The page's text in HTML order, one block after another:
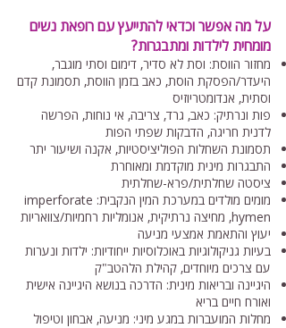
על מה אפשר וכדאי להתייעץ עם רופאת נשים
מומחית לילדות ומתבגרות?
מחזור הווסת: וסת לא סדיר, דימום וסתי מוגבר,
היעדר/הפסקת הוסת, כאב בזמן הווסת, תסמונת קדם
וסתית, אנדומטריוזיס
פות ונרתיק: כאב, גרד, צריבה, אי נוחות, הפרשה
לדנית חריגה, הדבקות שפתי הפות
תסמונת השחלות הפוליציסטיות, אקנה ושיעור יתר
התבגרות מינית מוקדמת ומאוחרת
ציסטה שחלתית/פרא-שחלתית
מומים מולדים במערכת המין הנקבית: imperforate
hymen, מחיצה נרתיקית, אנומליות רחמיות/צוואריות
יעוץ והתאמת אמצעי מניעה
בעיות גניקולוגיות באוכלוסיות ייחודיות: ילדות ונערות
עם צרכים מיוחדים, קהילת הלהטב"ק
היגיינה ובריאות מינית: הדרכה בנושא היגיינה אישית
ואורח חיים בריא
מחלות המועברות במגע מיני: מניעה, אבחון וטיפול